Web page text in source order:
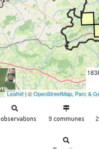
Leaflet| ©OpenStreetMap, Parc &
observations 9 communes